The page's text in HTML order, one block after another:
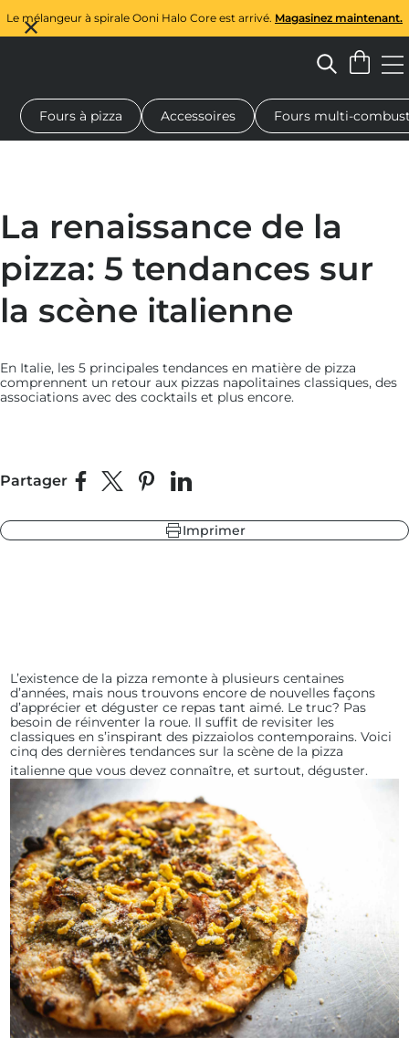
Le mélangeur à spirale Ooni Halo Core est arrivé. Magasinez maintenant.
sapin
pizza au feu de bois Malaxeur à pâte Cadeaux Planches de
Fours à pizza Accessoires Fours multi-
La renaissance de la
pizza: 5 tendances sur
la scène italienne
En Italie, les 5 principales tendances en matière de pizza
comprennent un retour aux pizzas napolitaines classiques, des
associations avec des cocktails et plus encore.
Partager Partager sur Facebook
Partager sur X
Épingler sur Pinterest
Partager sur LinkedIn
Imprimer
L’existence de la pizza remonte à plusieurs centaines
d’années, mais nous trouvons encore de nouvelles façons
d’apprécier et déguster ce repas tant aimé. Le truc? Pas
besoin de réinventer la roue. Il suffit de revisiter les
classiques en s’inspirant des pizzaiolos contemporains. Voici
cinq des dernières tendances sur la scène de la pizza
italienne que vous devez connaître, et surtout, déguster.